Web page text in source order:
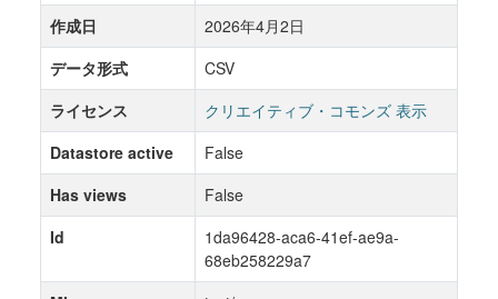
作成日
2026年4月2日
データ形式
CSV
ライセンス
クリエイティブ・コモンズ 表示
Datastore active
False
Has views
False
Id
1da96428-aca6-41ef-ae9a-
68eb258229a7